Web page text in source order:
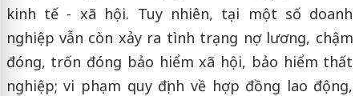
kinh tế - xã hội. Tuy nhiên, tại một số doanh
nghiệp vẫn còn xảy ra tình trạng nợ lương, chậm
đóng, trốn đóng bảo hiểm xã hội, bảo hiểm thất
nghiệp; vi phạm quy định về hợp đồng lao động,